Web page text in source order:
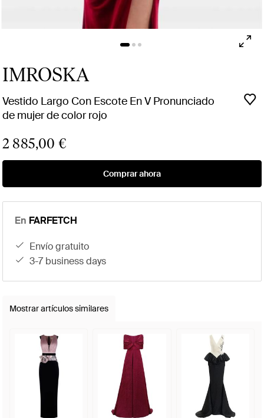
IMROSKA
Vestido Largo Con Escote En V Pronunciado
de mujer de color rojo
2 885,00 €
Comprar ahora
En FARFETCH
envío gratuito
3-7 business days
Mostrar artículos similares